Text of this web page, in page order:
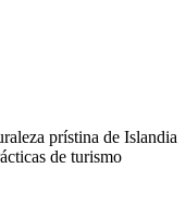
prístina de Islandia
de turismo